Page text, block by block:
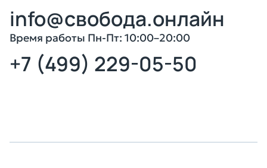
info@свобода.онлайн
Время работы Пн-Пт: 10:00–20:00
+7 (499) 229-05-50